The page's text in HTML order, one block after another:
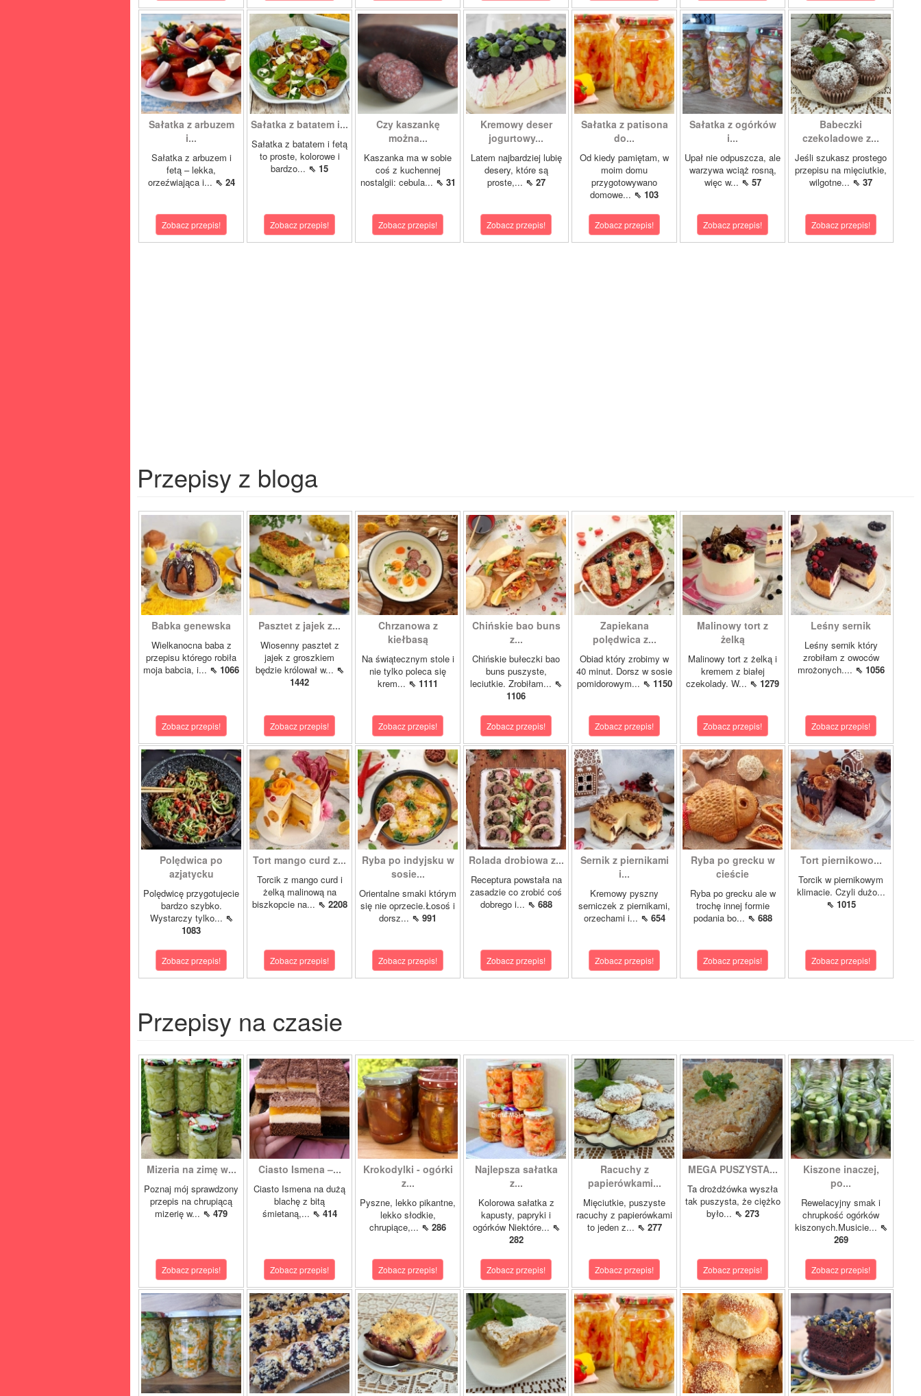
Sałatka z arbuzem
i...
Sałatka z arbuzem i
fetą – lekka,
orzeźwiająca i... ⇖ 24
Zobacz przepis!
Sałatka z batatem i...
Sałatka z batatem i fetą
to proste, kolorowe i
bardzo... ⇖ 15
Zobacz przepis!
Czy kaszankę
można...
Kaszanka ma w sobie
coś z kuchennej
nostalgii: cebula... ⇖ 31
Zobacz przepis!
Kremowy deser
jogurtowy...
Latem najbardziej lubię
desery, które są
proste,... ⇖ 27
Zobacz przepis!
Sałatka z patisona
do...
Od kiedy pamiętam, w
moim domu
przygotowywano
domowe... ⇖ 103
Zobacz przepis!
Sałatka z ogórków
i...
Upał nie odpuszcza, ale
warzywa wciąż rosną,
więc w... ⇖ 57
Zobacz przepis!
Babeczki
czekoladowe z...
Jeśli szukasz prostego
przepisu na mięciutkie,
wilgotne... ⇖ 37
Zobacz przepis!
Przepisy z bloga
Babka genewska
Wielkanocna baba z
przepisu którego robiła
moja babcia, i... ⇖ 1066
Zobacz przepis!
Pasztet z jajek z...
Wiosenny pasztet z
jajek z groszkiem
będzie królował w... ⇖
1442
Zobacz przepis!
Chrzanowa z
kiełbasą
Na świątecznym stole i
nie tylko poleca się
krem... ⇖ 1111
Zobacz przepis!
Chińskie bao buns
z...
Chińskie bułeczki bao
buns puszyste,
leciutkie. Zrobiłam... ⇖
1106
Zobacz przepis!
Zapiekana
polędwica z...
Obiad który zrobimy w
40 minut. Dorsz w sosie
pomidorowym... ⇖ 1150
Zobacz przepis!
Malinowy tort z
żelką
Malinowy tort z żelką i
kremem z białej
czekolady. W... ⇖ 1279
Zobacz przepis!
Leśny sernik
Leśny sernik który
zrobiłam z owoców
mrożonych.... ⇖ 1056
Zobacz przepis!
Polędwica po
azjatycku
Polędwicę przygotujecie
bardzo szybko.
Wystarczy tylko... ⇖
1083
Zobacz przepis!
Tort mango curd z...
Torcik z mango curd i
żelką malinową na
biszkopcie na... ⇖ 2208
Zobacz przepis!
Ryba po indyjsku w
sosie...
Orientalne smaki którym
się nie oprzecie.Łosoś i
dorsz... ⇖ 991
Zobacz przepis!
Rolada drobiowa z...
Receptura powstała na
zasadzie co zrobić coś
dobrego i... ⇖ 688
Zobacz przepis!
Sernik z piernikami
i...
Kremowy pyszny
serniczek z piernikami,
orzechami i... ⇖ 654
Zobacz przepis!
Ryba po grecku w
cieście
Ryba po grecku ale w
trochę innej formie
podania bo... ⇖ 688
Zobacz przepis!
Tort piernikowo...
Torcik w piernikowym
klimacie. Czyli dużo...
⇖ 1015
Zobacz przepis!
Przepisy na czasie
Mizeria na zimę w...
Poznaj mój sprawdzony
przepis na chrupiącą
mizerię w... ⇖ 479
Zobacz przepis!
Ciasto Ismena –...
Ciasto Ismena na dużą
blachę z bitą
śmietaną,... ⇖ 414
Zobacz przepis!
Krokodylki - ogórki
z...
Pyszne, lekko pikantne,
lekko słodkie,
chrupiące,... ⇖ 286
Zobacz przepis!
Najlepsza sałatka
z...
Kolorowa sałatka z
kapusty, papryki i
ogórków Niektóre... ⇖
282
Zobacz przepis!
Racuchy z
papierówkami...
Mięciutkie, puszyste
racuchy z papierówkami
to jeden z... ⇖ 277
Zobacz przepis!
MEGA PUSZYSTA...
Ta drożdżówka wyszła
tak puszysta, że ciężko
było... ⇖ 273
Zobacz przepis!
Kiszone inaczej,
po...
Rewelacyjny smak i
chrupkość ogórków
kiszonych.Musicie... ⇖
269
Zobacz przepis!